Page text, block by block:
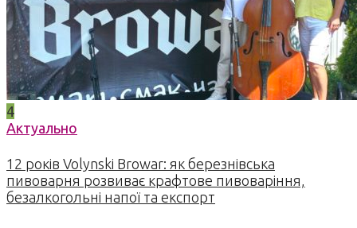
4
Актуально
12 років Volynski Browar: як березнівська
пивоварня розвиває крафтове пивоваріння,
безалкогольні напої та експорт